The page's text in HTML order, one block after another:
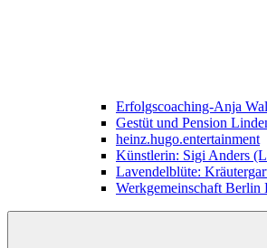
Erfolgscoaching-Anja
Gestüt und Pension
heinz.hugo.entertainment
Künstlerin: Sigi Anders
Lavendelblüte:
Werkgemeinschaft